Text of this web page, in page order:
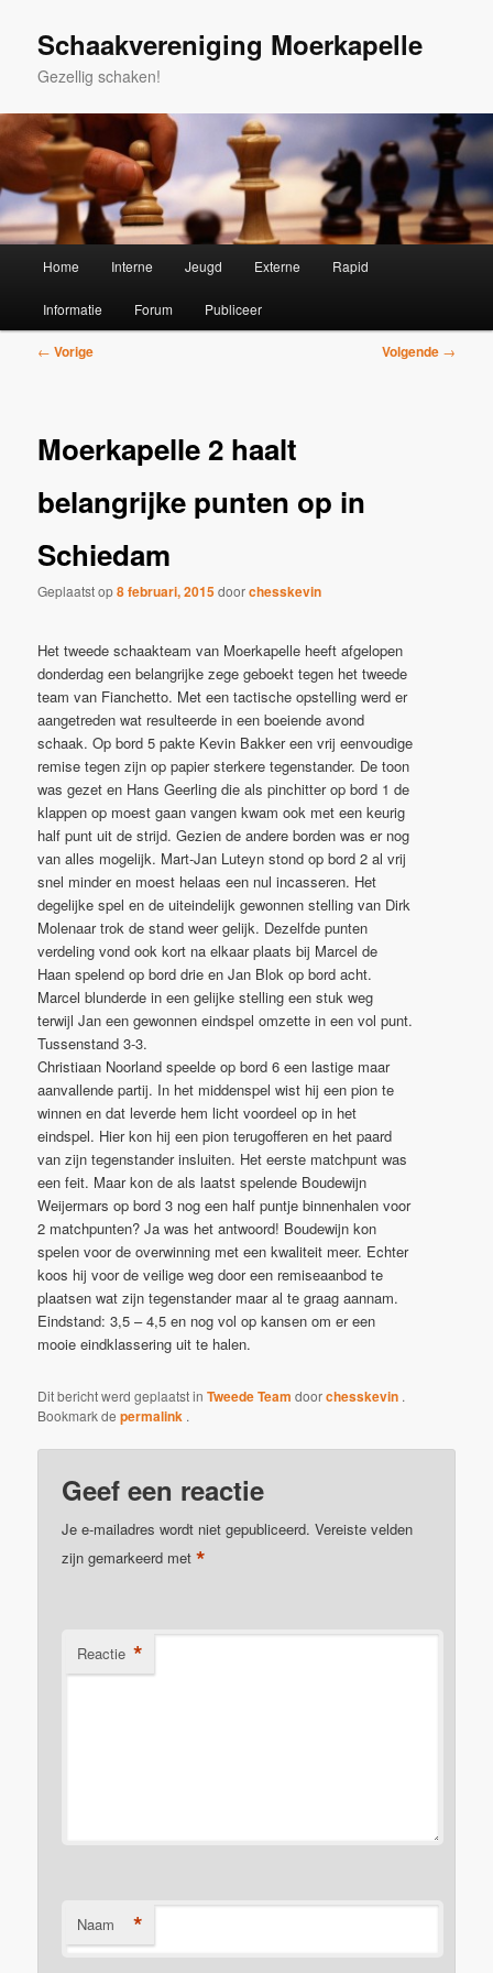
primaire
Schaakvereniging Moerkapelle
Gezellig schaken!
Home Interne Jeugd Externe Rapid
Informatie Forum Publiceer
Bericht
← Vorige Volgende →
Moerkapelle 2 haalt
belangrijke punten op in
Schiedam
Geplaatst op8 februari, 2015doorchesskevin
Het tweede schaakteam van Moerkapelle heeft afgelopen
donderdag een belangrijke zege geboekt tegen het tweede
team van Fianchetto. Met een tactische opstelling werd er
aangetreden wat resulteerde in een boeiende avond
schaak. Op bord 5 pakte Kevin Bakker een vrij eenvoudige
remise tegen zijn op papier sterkere tegenstander. De toon
was gezet en Hans Geerling die als pinchitter op bord 1 de
klappen op moest gaan vangen kwam ook met een keurig
half punt uit de strijd. Gezien de andere borden was er nog
van alles mogelijk. Mart-Jan Luteyn stond op bord 2 al vrij
snel minder en moest helaas een nul incasseren. Het
degelijke spel en de uiteindelijk gewonnen stelling van Dirk
Molenaar trok de stand weer gelijk. Dezelfde punten
verdeling vond ook kort na elkaar plaats bij Marcel de
Haan spelend op bord drie en Jan Blok op bord acht.
Marcel blunderde in een gelijke stelling een stuk weg
terwijl Jan een gewonnen eindspel omzette in een vol punt.
Tussenstand 3-3.
Christiaan Noorland speelde op bord 6 een lastige maar
aanvallende partij. In het middenspel wist hij een pion te
winnen en dat leverde hem licht voordeel op in het
eindspel. Hier kon hij een pion terugofferen en het paard
van zijn tegenstander insluiten. Het eerste matchpunt was
een feit. Maar kon de als laatst spelende Boudewijn
Weijermars op bord 3 nog een half puntje binnenhalen voor
2 matchpunten? Ja was het antwoord! Boudewijn kon
spelen voor de overwinning met een kwaliteit meer. Echter
koos hij voor de veilige weg door een remiseaanbod te
plaatsen wat zijn tegenstander maar al te graag aannam.
Eindstand: 3,5 – 4,5 en nog vol op kansen om er een
mooie eindklassering uit te halen.
Dit bericht werd geplaatst inTweede Team doorchesskevin .
Bookmark depermalink .
Geef een reactie
Je e-mailadres wordt niet gepubliceerd. Vereiste velden
zijn gemarkeerd met*
Reactie *
Naam *